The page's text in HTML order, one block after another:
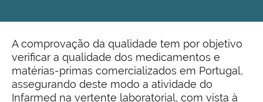
A comprovação da qualidade tem por objetivo
verificar a qualidade dos medicamentos e
matérias-primas comercializados em Portugal,
assegurando deste modo a atividade do
Infarmed na vertente laboratorial, com vista à